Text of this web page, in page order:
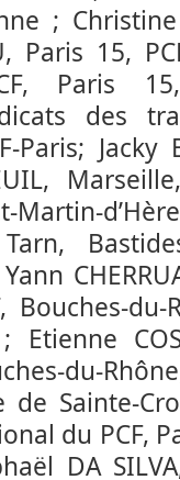
;
Paris 15,
Paris
des
Paris; Jacky
Martin-
Bouches-
Etienne
du-
de Sainte-
du PCF,
DA